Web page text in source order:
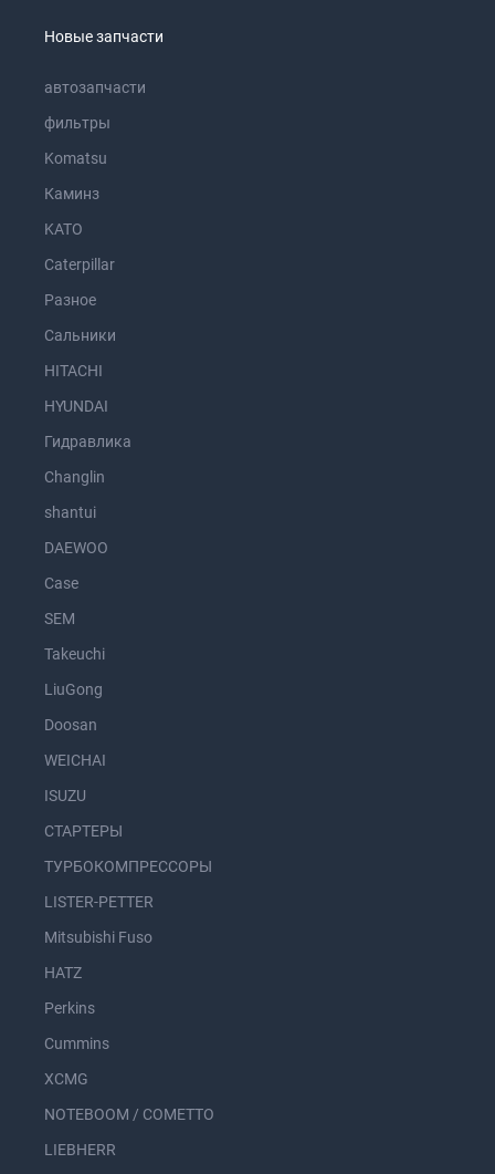
Новые запчасти
автозапчасти
фильтры
Komatsu
Каминз
KATO
Caterpillar
Разное
Сальники
HITACHI
HYUNDAI
Гидравлика
Changlin
shantui
DAEWOO
Case
SEM
Takeuchi
LiuGong
Doosan
WEICHAI
ISUZU
СТАРТЕРЫ
ТУРБОКОМПРЕССОРЫ
LISTER-PETTER
Mitsubishi Fuso
HATZ
Perkins
Cummins
XCMG
NOTEBOOM / COMETTO
LIEBHERR